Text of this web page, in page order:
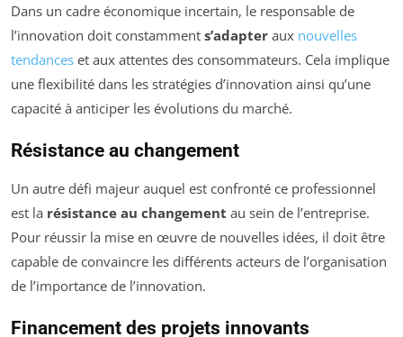
Dans un cadre économique incertain, le responsable de
l’innovation doit constamment s’adapter aux nouvelles
tendances et aux attentes des consommateurs. Cela implique
une flexibilité dans les stratégies d’innovation ainsi qu’une
capacité à anticiper les évolutions du marché.
Résistance au changement
Un autre défi majeur auquel est confronté ce professionnel
est la résistance au changement au sein de l’entreprise.
Pour réussir la mise en œuvre de nouvelles idées, il doit être
capable de convaincre les différents acteurs de l’organisation
de l’importance de l’innovation.
Financement des projets innovants